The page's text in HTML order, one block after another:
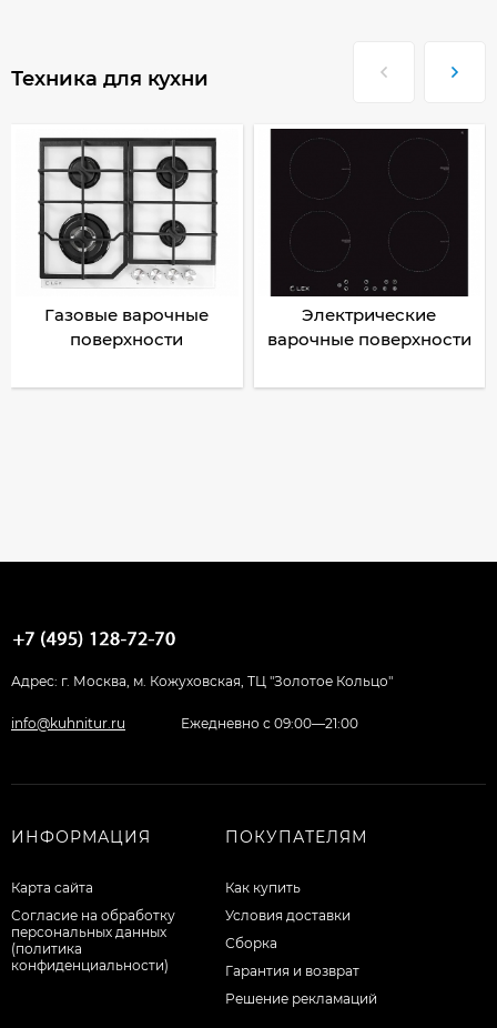
Техника для кухни
Газовые варочные
поверхности
Электрические
варочные поверхности
Адрес: г. Москва, м. Кожуховская, ТЦ "Золотое Кольцо"
info@kuhnitur.ru Ежедневно с 09:00—21:00
ИНФОРМАЦИЯ
Карта сайта
Согласие на обработку
персональных данных
(политика
конфиденциальности)
ПОКУПАТЕЛЯМ
Как купить
Условия доставки
Сборка
Гарантия и возврат
Решение рекламаций